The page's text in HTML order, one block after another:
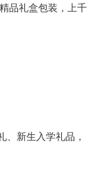
品礼盒包装，上千
、新生入学礼品，